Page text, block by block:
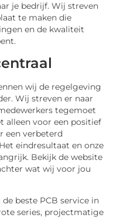
je bedrijf. Wij streven
te maken die
en de kwaliteit
wij de regelgeving
Wij streven er naar
tegemoet
alleen voor een positief
een verbeterd
eindresultaat en onze
Bekijk de website
wat wij voor jou
beste PCB service in
series, projectmatige